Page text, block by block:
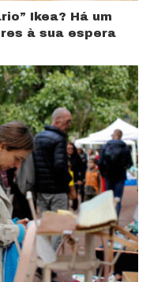
Ikea? Há um
à sua espera